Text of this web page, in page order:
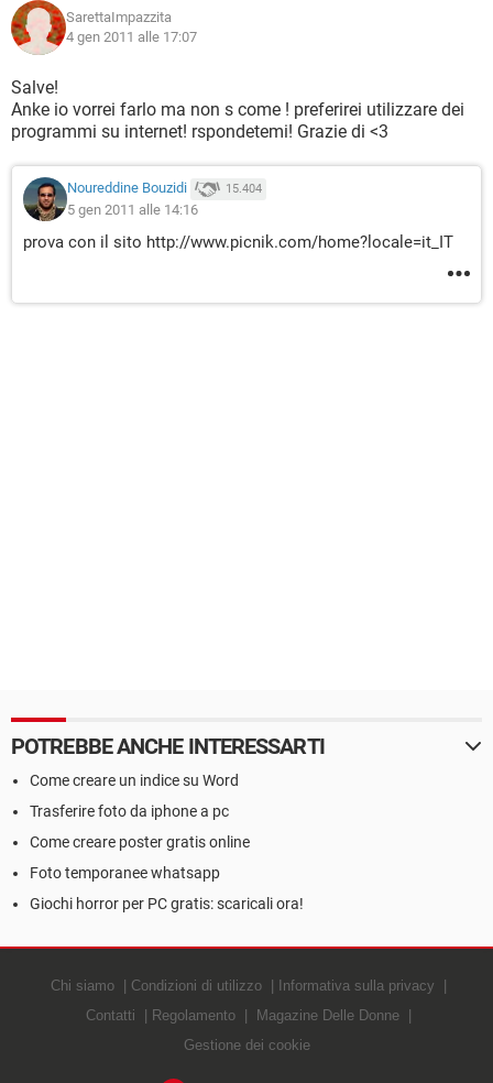
SarettaImpazzita
4 gen 2011 alle 17:07
Salve!
Anke io vorrei farlo ma non s come ! preferirei utilizzare dei
programmi su internet! rspondetemi! Grazie di <3
Noureddine Bouzidi 15.404
5 gen 2011 alle 14:16
prova con il sito http://www.picnik.com/home?locale=it_IT
POTREBBE ANCHE INTERESSARTI
Come creare un indice su Word
Trasferire foto da iphone a pc
Come creare poster gratis online
Foto temporanee whatsapp
Giochi horror per PC gratis: scaricali ora!
Chi siamo Condizioni di utilizzo
Informativa sulla privacy
Contatti
Regolamento
Magazine Delle Donne
Gestione dei cookie